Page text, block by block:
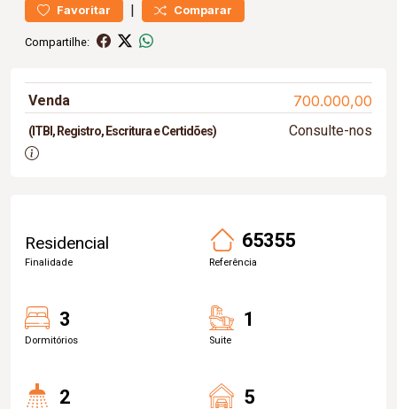
Favoritar | Comparar
Compartilhe:
Venda 700.000,00
(ITBI, Registro, Escritura e Certidões) Consulte-nos
Residencial
Finalidade
65355
Referência
3
Dormitórios
1
Suite
2 5